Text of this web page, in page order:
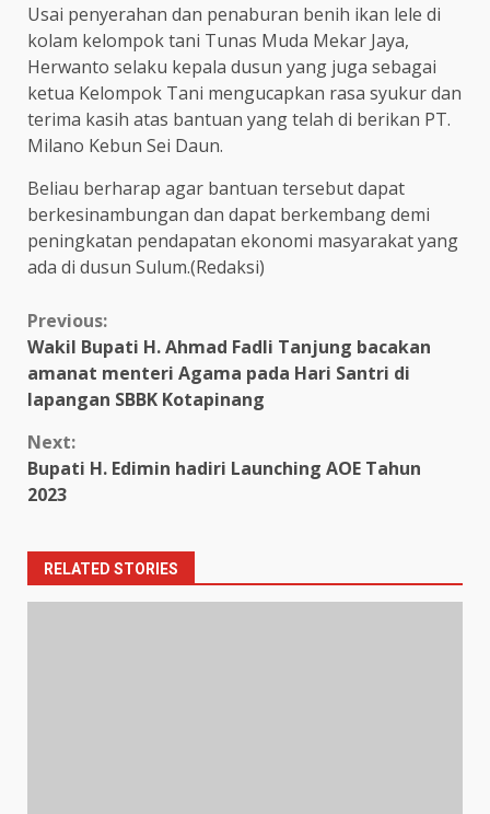
Usai penyerahan dan penaburan benih ikan lele di
kolam kelompok tani Tunas Muda Mekar Jaya,
Herwanto selaku kepala dusun yang juga sebagai
ketua Kelompok Tani mengucapkan rasa syukur dan
terima kasih atas bantuan yang telah di berikan PT.
Milano Kebun Sei Daun.
Beliau berharap agar bantuan tersebut dapat
berkesinambungan dan dapat berkembang demi
peningkatan pendapatan ekonomi masyarakat yang
ada di dusun Sulum.(Redaksi)
Continue
Reading
Previous:
Wakil Bupati H. Ahmad Fadli Tanjung bacakan
amanat menteri Agama pada Hari Santri di
lapangan SBBK Kotapinang
Next:
Bupati H. Edimin hadiri Launching AOE Tahun
2023
RELATED STORIES